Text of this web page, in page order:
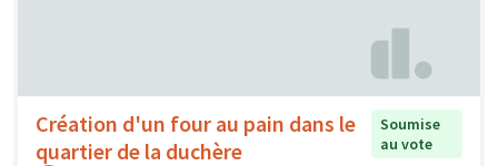
Création d'un four au pain dans le
quartier de la duchère
Soumise
au vote